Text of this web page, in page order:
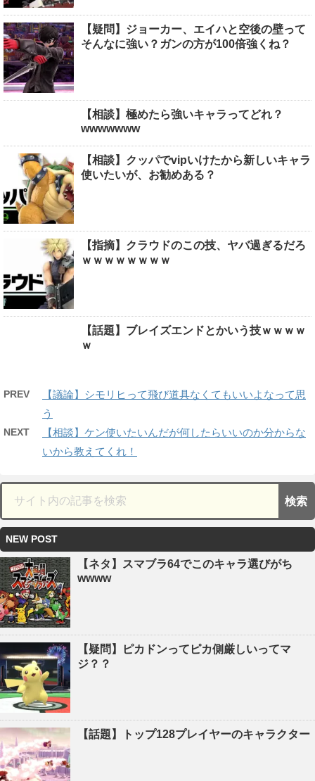
【疑問】ジョーカー、エイハと空後の壁って
そんなに強い？ガンの方が100倍強くね？
【相談】極めたら強いキャラってどれ？
wwwwwww
【相談】クッパでvipいけたから新しいキャラ
使いたいが、お勧めある？
【指摘】クラウドのこの技、ヤバ過ぎるだろ
ｗｗｗｗｗｗｗｗ
【話題】ブレイズエンドとかいう技ｗｗｗｗ
ｗ
PREV
【議論】シモリヒって飛び道具なくてもいいよなって思
う
NEXT
【相談】ケン使いたいんだが何したらいいのか分からな
いから教えてくれ！
NEW POST
【ネタ】スマブラ64でこのキャラ選びがち
wwww
【疑問】ピカドンってピカ側厳しいってマ
ジ？？
【話題】トップ128プレイヤーのキャラクター